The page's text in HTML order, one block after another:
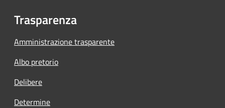
Trasparenza
Amministrazione trasparente
Albo pretorio
Delibere
Determine